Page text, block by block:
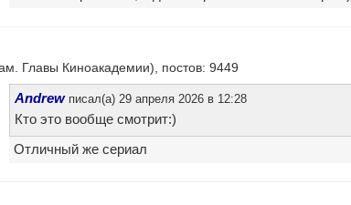
Главы Киноакадемии), постов: 9449
Andrewписал(а) 29 апреля 2026 в 12:28
Кто это вообще смотрит:)
Отличный же сериал